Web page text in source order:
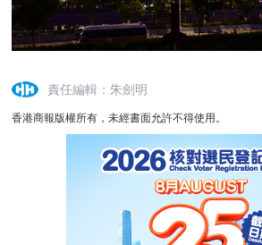
責任編輯：朱劍明
香港商報版權所有，未經書面允許不得使用。